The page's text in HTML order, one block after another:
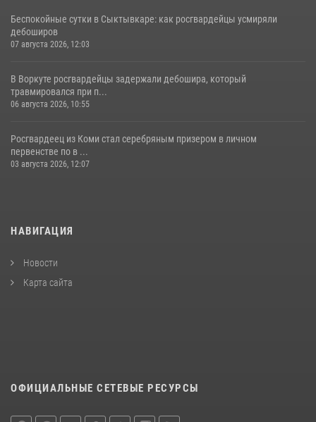
Беспокойные сутки в Сыктывкаре: как росгвардейцы усмиряли
дебоширов
07 августа 2026, 12:03
В Воркуте росгвардейцы задержали дебошира, который
травмировался при п...
06 августа 2026, 10:55
Росгвардеец из Коми стал серебряным призером в личном
первенстве по в ...
03 августа 2026, 12:07
НАВИГАЦИЯ
Новости
Карта сайта
ОФИЦИАЛЬНЫЕ СЕТЕВЫЕ РЕСУРСЫ